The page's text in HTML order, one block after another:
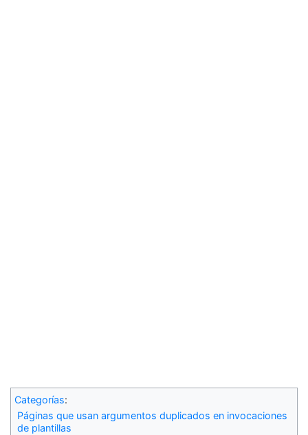
Categorías:
Páginas que usan argumentos duplicados en invocaciones
de plantillas